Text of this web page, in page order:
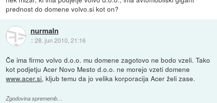
prednost do domene volvo.si kot on?
nurmaln
::28. jun 2010, 21:16
Če ima firmo volvo d.o.o. mu domene zagotovo ne bodo vzeli. Tako
kot podjetju Acer Novo Mesto d.o.o. ne morejo vzeti domene
www.acer.si, kljub temu da jo velika korporacija Acer želi zase.
Zgodovina sprememb…